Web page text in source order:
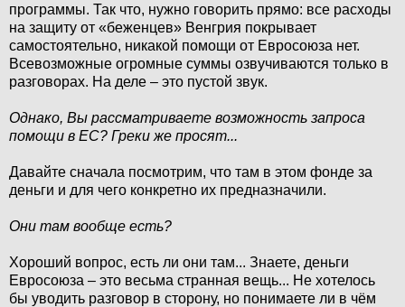
программы. Так что, нужно говорить прямо: все расходы
на защиту от «беженцев» Венгрия покрывает
самостоятельно, никакой помощи от Евросоюза нет.
Всевозможные огромные суммы озвучиваются только в
разговорах. На деле – это пустой звук.
Однако, Вы рассматриваете возможность запроса
помощи в ЕС? Греки же просят...
Давайте сначала посмотрим, что там в этом фонде за
деньги и для чего конкретно их предназначили.
Они там вообще есть?
Хороший вопрос, есть ли они там... Знаете, деньги
Евросоюза – это весьма странная вещь... Не хотелось
бы уводить разговор в сторону, но понимаете ли в чём